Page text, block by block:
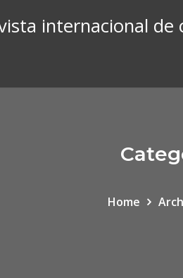
internacional de
Home